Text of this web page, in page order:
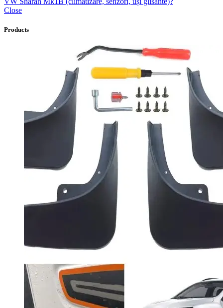
Close
Products